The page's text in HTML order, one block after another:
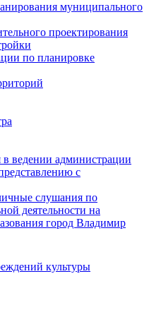
муниципального
проектирования
по планировке
ведении администрации
с
слушания по
деятельности на
город Владимир
культуры